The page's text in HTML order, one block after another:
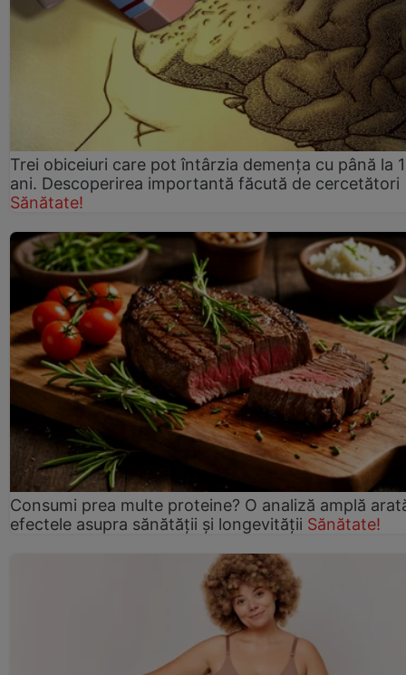
Trei obiceiuri care pot întârzia demența cu până la
ani. Descoperirea importantă făcută de cercetători
Sănătate!
Consumi prea multe proteine? O analiză amplă
efectele asupra sănătății și longevității Sănătate!